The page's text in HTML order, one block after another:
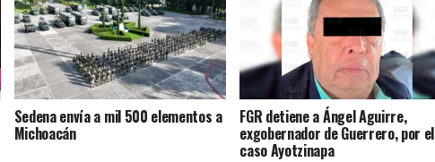
Sedena envía a mil 500 elementos a
Michoacán
FGR detiene a Ángel Aguirre,
exgobernador de Guerrero, por el
caso Ayotzinapa